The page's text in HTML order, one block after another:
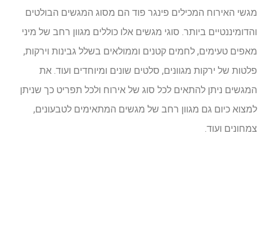
מגשי האירוח המכילים פינגר פוד הם מסוג המגשים הבולטים
והדומיננטיים ביותר. סוגי מגשים אלו כוללים מגוון רחב של מיני
מאפים טעימים, לחמים קטנים וממולאים בשלל גבינות וירקות,
פלטות של ירקות מגוונים, סלטים שונים ומיוחדים ועוד. את
המגשים ניתן להתאים לכל סוג של אירוח ולכל תפריט כך שניתן
למצוא כיום גם מגוון רחב של מגשים המתאימים לטבעונים,
צמחונים ועוד.